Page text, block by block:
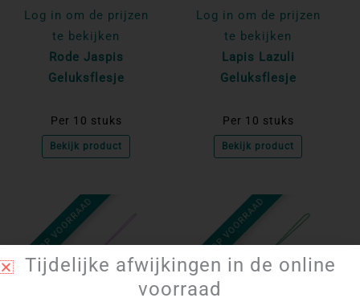
Log in om de prijzen
te bekijken
Rode Jaspis
Geluksflesje
Per 10 stuks
Bekijk product
Log in om de prijzen
te bekijken
Lapis Lazuli
Geluksflesje
Per 10 stuks
Bekijk product
NIET OP VOORRAAD NIET OP VOORRAAD
Tijdelijke afwijkingen in de online
voorraad